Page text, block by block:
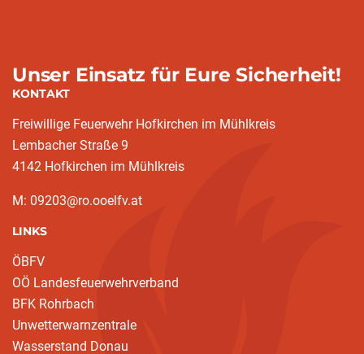
Unser Einsatz für Eure Sicherheit!
KONTAKT
Freiwillige Feuerwehr Hofkirchen im Mühlkreis
Lembacher Straße 9
4142 Hofkirchen im Mühlkreis
M: 09203@ro.ooelfv.at
LINKS
ÖBFV
OÖ Landesfeuerwehrverband
BFK Rohrbach
Unwetterwarnzentrale
Wasserstand Donau